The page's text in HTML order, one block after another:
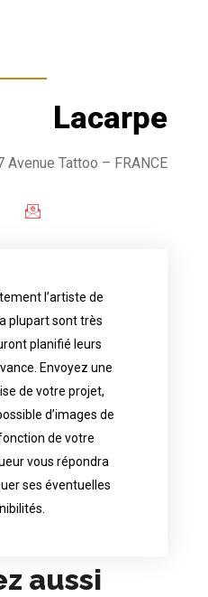
Lacarpe
Avenue Tattoo – FRANCE
l’artiste de
plupart sont très
planifié leurs
Envoyez une
de votre projet,
d’images de
de votre
vous répondra
ses éventuelles
the artist of your
most are in great
Send an
of your project, if
with reference
your request, the
to tell you his
aussi